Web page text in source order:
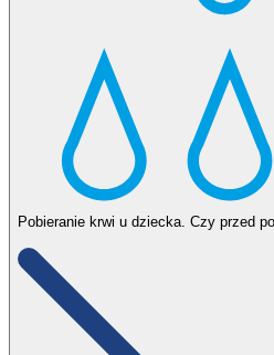
Czy dziecko przed pobraniem krwi
podać dziecku mleko z piersi lub
przed badaniem. W przypadku
miesiąca, można podać dziecku
Pobieranie krwi u dziecka. Czy przed